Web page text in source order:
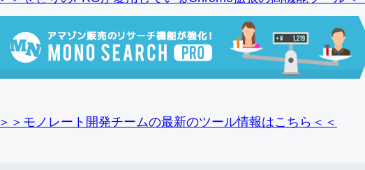
＞＞モノレート開発チームの最新のツール情報はこちら＜＜